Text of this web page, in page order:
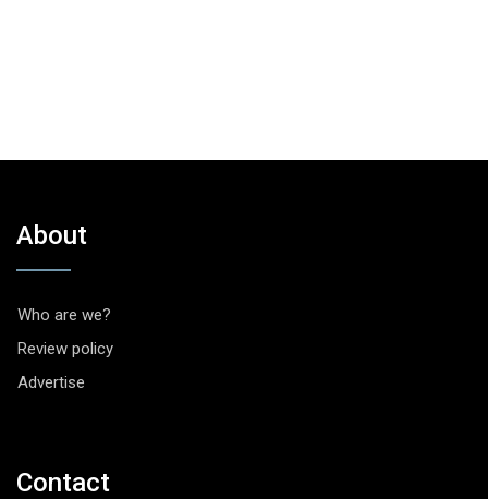
About
Who are we?
Review policy
Advertise
Contact